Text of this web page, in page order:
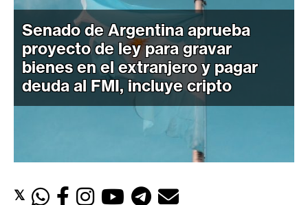
i
p
t
o
M
e
d
Senado de Argentina aprueba
proyecto de ley para gravar
bienes en el extranjero y pagar
deuda al FMI, incluye cripto
𝕏